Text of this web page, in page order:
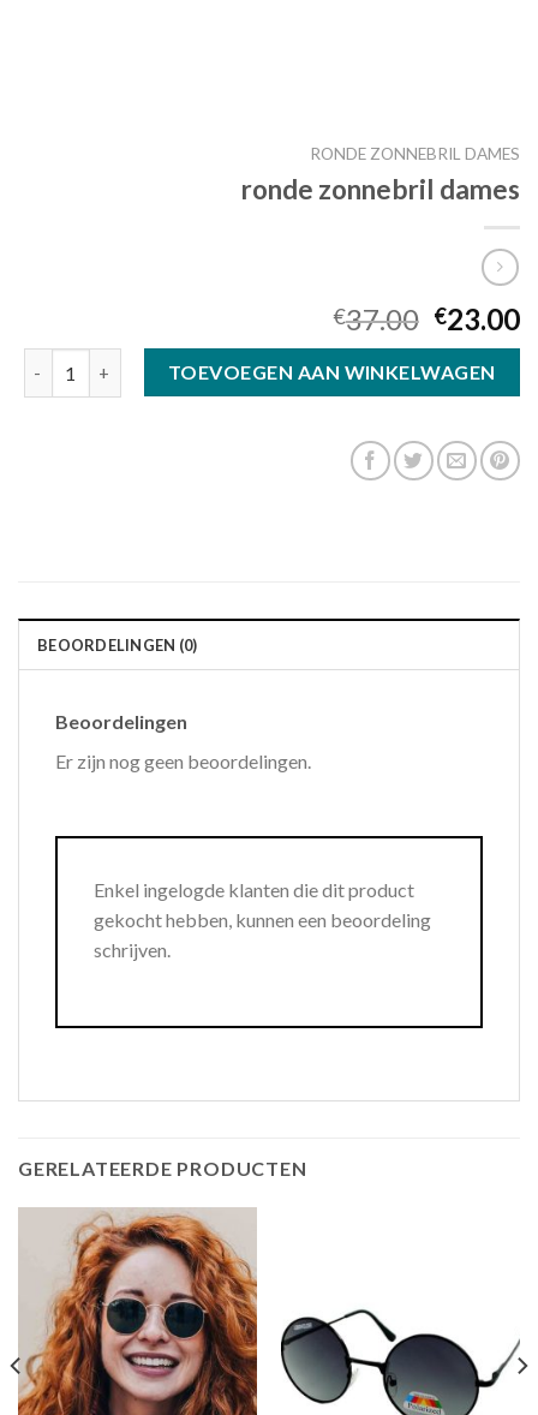
RONDE ZONNEBRIL DAMES
ronde zonnebril dames
€37.00 €23.00
ronde zonnebril dames aantalTOEVOEGEN AAN WINKELWAGEN
BEOORDELINGEN (0)
Beoordelingen
Er zijn nog geen beoordelingen.
Enkel ingelogde klanten die dit product
gekocht hebben, kunnen een beoordeling
schrijven.
GERELATEERDE PRODUCTEN